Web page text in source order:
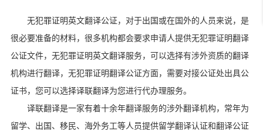
无犯罪证明英文翻译公证，对于出国或在国外的人员来说，是
很必要准备的材料，很多机构都会要求申请人提供无犯罪证明翻译
公证文件，无犯罪证明英文翻译服务，可以选择有涉外资质的翻译
机构进行翻译，无犯罪证明翻译公证方面，需要对接公证处出具公
证书，您可以选择译联翻译为您进行代办理服务。
译联翻译是一家有着十余年翻译服务的涉外翻译机构，常年为
留学、出国、移民、海外务工等人员提供留学翻译认证和翻译公证